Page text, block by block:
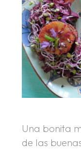
Una bonita
de las